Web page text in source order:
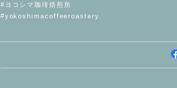
#ヨコシマ珈琲焙煎所
#yokoshimacoffeeroastery